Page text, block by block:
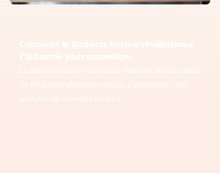
de l'industrie pharmaceutique. L'intégration des
analyses de données modifie...